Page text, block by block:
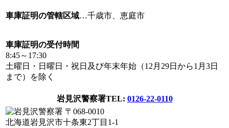
車庫証明の管轄区域…千歳市、恵庭市
車庫証明の受付時間
8:45～17:30
土曜日・日曜日・祝日及び年末年始（12月29日から1月3日
まで）を除く
岩見沢警察署TEL: 0126-22-0110
〒068-0010
北海道岩見沢市十条東2丁目1-1